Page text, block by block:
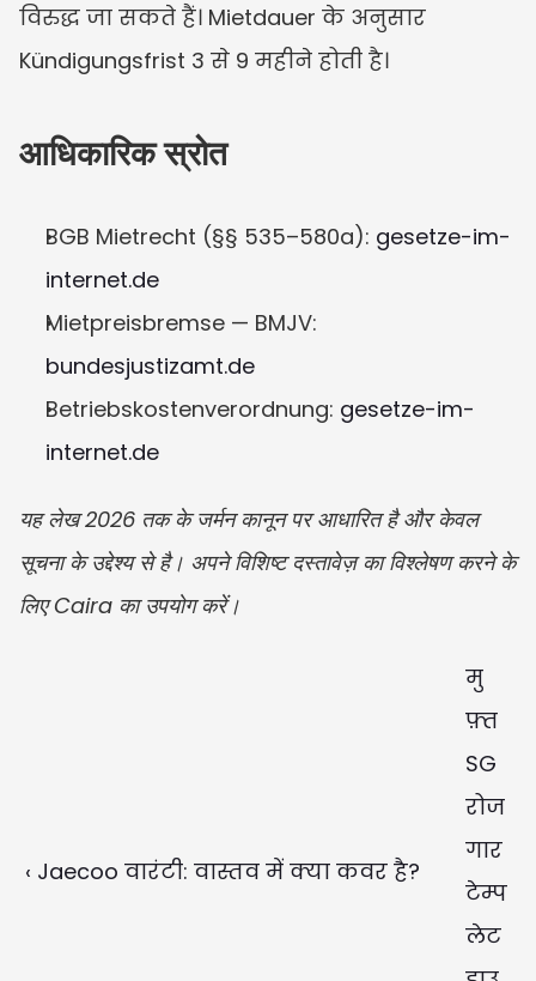
विरुद्ध जा सकते हैं। Mietdauer के अनुसार
Kündigungsfrist 3 से 9 महीने होती है।
आधिकारिक स्रोत
BGB Mietrecht (§§ 535–580a): gesetze-im-
internet.de
bundesjustizamt.de
Betriebskostenverordnung: gesetze-im-
internet.de
यह लेख 2026 तक के जर्मन कानून पर आधारित है और केवल
सूचना के उद्देश्य से है। अपने विशिष्ट दस्तावेज़ का विश्लेषण करने के
लिए Caira का उपयोग करें।
‹ Jaecoo वारंटी: वास्तव में क्या कवर है?
मु
फ़्त
SG
रोज
गार
टेम्प
लेट